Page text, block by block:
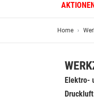
Home
Elektro-
Druckluft